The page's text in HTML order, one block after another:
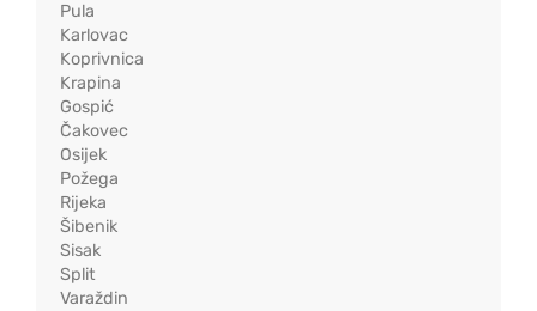
Pula
Karlovac
Koprivnica
Krapina
Gospić
Čakovec
Osijek
Požega
Rijeka
Šibenik
Sisak
Split
Varaždin